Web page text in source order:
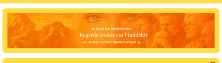
c
e
r